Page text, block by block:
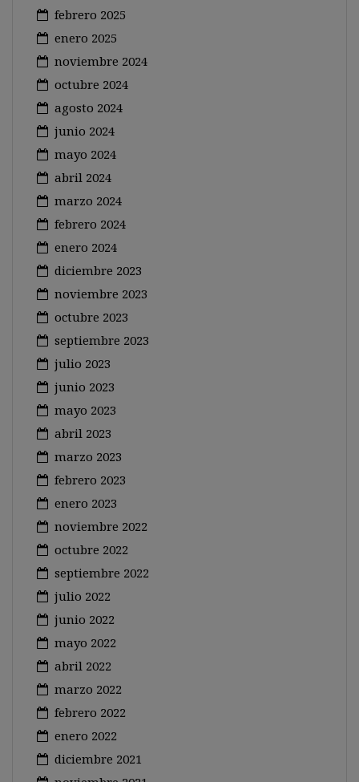
febrero 2025
enero 2025
noviembre 2024
octubre 2024
agosto 2024
junio 2024
mayo 2024
abril 2024
marzo 2024
febrero 2024
enero 2024
diciembre 2023
noviembre 2023
octubre 2023
septiembre 2023
julio 2023
junio 2023
mayo 2023
abril 2023
marzo 2023
febrero 2023
enero 2023
noviembre 2022
octubre 2022
septiembre 2022
julio 2022
junio 2022
mayo 2022
abril 2022
marzo 2022
febrero 2022
enero 2022
diciembre 2021